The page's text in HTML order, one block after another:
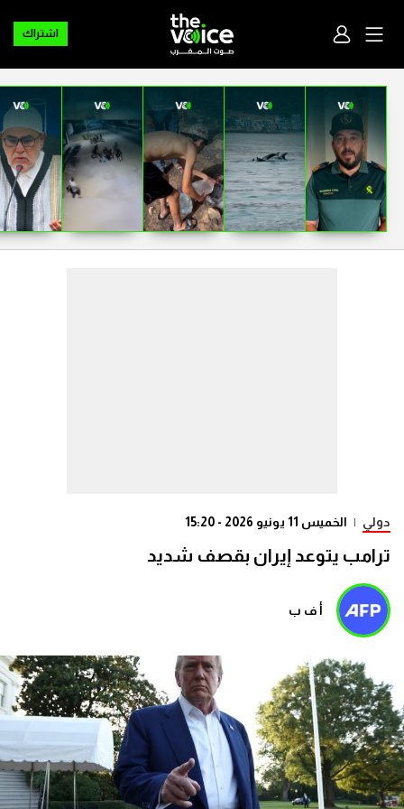
اشتراك
دولي | الخميس 11 يونيو 2026 - 15:20
ترامب يتوعد إيران بقصف شديد
أ ف ب